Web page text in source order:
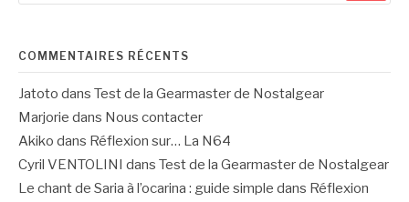
COMMENTAIRES RÉCENTS
Jatoto dans Test de la Gearmaster de Nostalgear
Marjorie dans Nous contacter
Akiko dans Réflexion sur… La N64
Cyril VENTOLINI dans Test de la Gearmaster de Nostalgear
Le chant de Saria à l’ocarina : guide simple dans Réflexion